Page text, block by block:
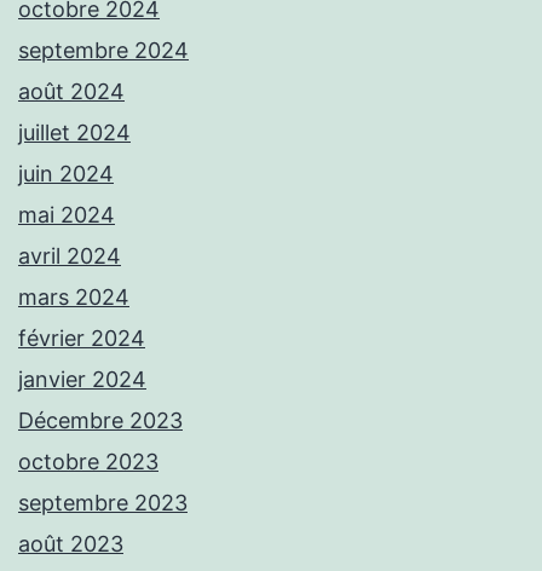
octobre 2024
septembre 2024
août 2024
juillet 2024
juin 2024
mai 2024
avril 2024
mars 2024
février 2024
janvier 2024
Décembre 2023
octobre 2023
septembre 2023
août 2023